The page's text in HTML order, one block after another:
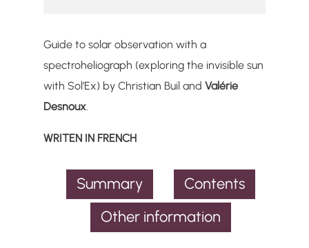
Guide to solar observation with a
spectroheliograph (exploring the invisible sun
with Sol’Ex) by Christian Buil and Valérie
Desnoux.
WRITEN IN FRENCH
Summary
Contents
Other information